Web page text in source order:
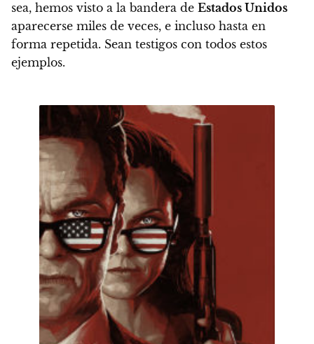
sea, hemos visto a la bandera de Estados Unidos
aparecerse miles de veces, e incluso hasta en
forma repetida. Sean testigos con todos estos
ejemplos.